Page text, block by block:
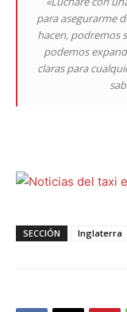
para asegurarme
hacen, podremos
podemos
claras para
SECCIÓN Inglaterra